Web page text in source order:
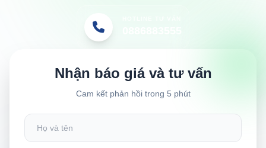
Nhận báo giá và tư vấn
Cam kết phản hồi trong 5 phút